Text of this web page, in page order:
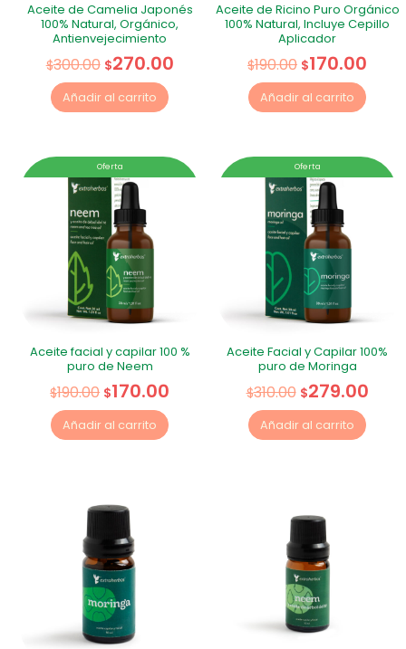
Aceite de Camelia Japonés
100% Natural, Orgánico,
Antienvejecimiento
$300.00 $270.00
Añadir al carrito
Aceite de Ricino Puro Orgánico
100% Natural, Incluye Cepillo
Aplicador
$190.00 $170.00
Añadir al carrito
Oferta
Aceite facial y capilar 100 %
puro de Neem
$190.00 $170.00
Añadir al carrito
Oferta
Aceite Facial y Capilar 100%
puro de Moringa
$310.00 $279.00
Añadir al carrito